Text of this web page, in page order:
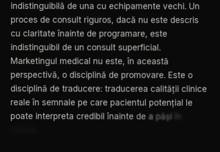
indistinguibilă de una cu echipamente vechi. Un
proces de consult riguros, dacă nu este descris
cu claritate înainte de programare, este
indistinguibil de un consult superficial.
Marketingul medical nu este, în această
perspectivă, o disciplină de promovare. Este o
disciplină de traducere: traducerea calității clinice
reale în semnale pe care pacientul potențial le
poate interpreta credibil înainte de a păși